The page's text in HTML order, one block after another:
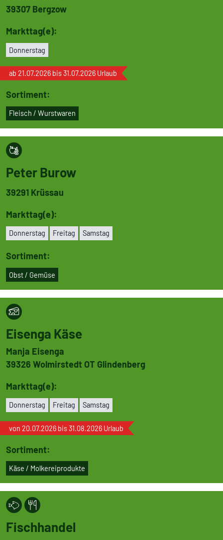
39307 Bergzow
Markttag(e):
Don­ners­tag
ab 21.07.2026 bis 31.07.2026 Urlaub
Sortiment:
Fleisch / Wurst­wa­ren
Peter Burow
39291 Krüssau
Markttag(e):
Don­ners­tag Freitag Samstag
Sortiment:
Obst / Gemüse
Eisenga Käse
Manja Eisenga
39326 Wol­mir­stedt OT Glin­den­berg
Markttag(e):
Don­ners­tag Freitag Samstag
von 20.07.2026 bis 31.08.2026 Urlaub
Sortiment:
Käse / Mol­ke­rei­pro­dukte
Fisch­handel